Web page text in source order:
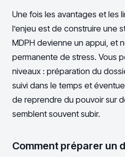
Une fois les avantages et les
l’enjeu est de construire une
MDPH devienne un appui, et
permanente de stress. Vous
niveaux : préparation du
suivi dans le temps et
de reprendre du pouvoir sur
semblent souvent subir.
Comment préparer un